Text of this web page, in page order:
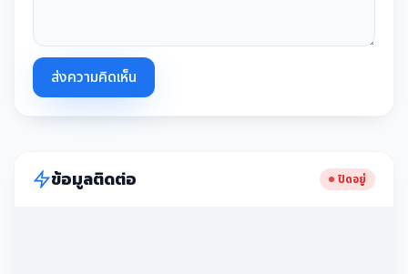
ส่งความคิดเห็น
ข้อมูลติดต่อ ปิดอยู่